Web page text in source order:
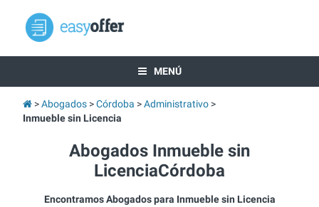
MENÚ
Abogados Córdoba
Administrativo
Inmueble sin Licencia
Abogados Inmueble sin
LicenciaCórdoba
Encontramos Abogados para Inmueble sin Licencia